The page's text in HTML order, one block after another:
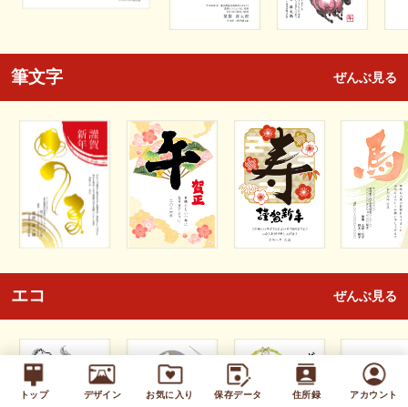
トップ デザイン お気に入り 保存データ 住所録 アカウント
筆文字 ぜんぶ見る
エコ ぜんぶ見る